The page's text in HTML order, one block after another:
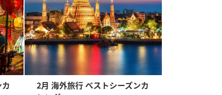
2月 海外旅行 ベストシーズンカ